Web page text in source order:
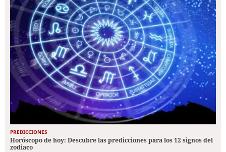
PREDICCIONES
Horóscopo de hoy: Descubre las predicciones para los 12 signos del
zodiaco